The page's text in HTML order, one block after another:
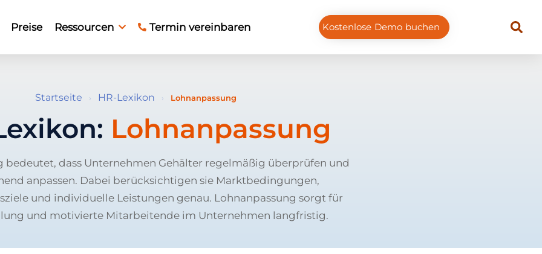
Preise Ressourcen Termin vereinbaren Kostenlose Demo buchen
Startseite › HR-Lexikon › Lohnanpassung
Lohnanpassung
bedeutet, dass Unternehmen Gehälter regelmäßig überprüfen und
anpassen. Dabei berücksichtigen sie Marktbedingungen,
und individuelle Leistungen genau. Lohnanpassung sorgt für
und motivierte Mitarbeitende im Unternehmen langfristig.